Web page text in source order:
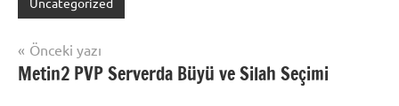
Yazı
gezinmesi
Önceki yazı
Metin2 PVP Serverda Büyü ve Silah Seçimi